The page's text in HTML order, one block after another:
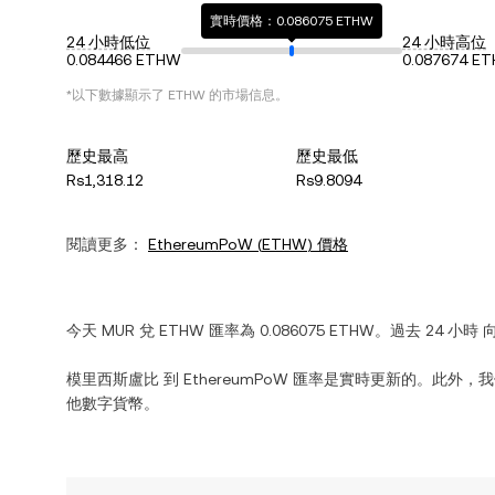
24 小時低位
0.084466 ETHW
實時價格：0.086075 ETHW
24 小時高位
0.087674
*以下數據顯示了 ETHW 的市場信息。
歷史最高
Rs1,318.12
歷史最低
Rs9.8094
閱讀更多： EthereumPoW (ETHW) 價格
今天 MUR 兌 ETHW 匯率為 0.086075 ETHW。過去 24 小時
模里西斯盧比 到 EthereumPoW 匯率是實時更新的。此外，
他數字貨幣。